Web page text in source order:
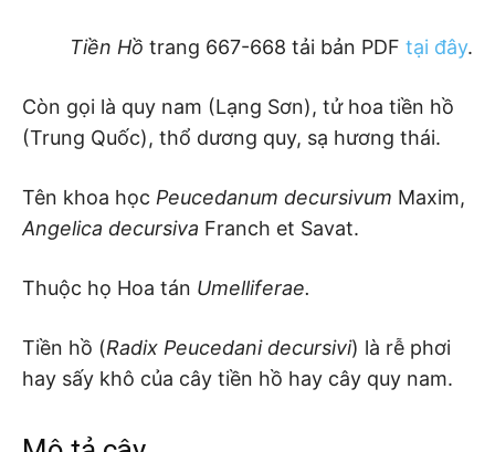
Tiền Hồ trang 667-668 tải bản PDF tại đây.
Còn gọi là quy nam (Lạng Sơn), tử hoa tiền hồ
(Trung Quốc), thổ dương quy, sạ hương thái.
Tên khoa học Peucedanum decursivum Maxim,
Angelica decursiva Franch et Savat.
Thuộc họ Hoa tán Umelliferae.
Tiền hồ (Radix Peucedani decursivi) là rễ phơi
hay sấy khô của cây tiền hồ hay cây quy nam.